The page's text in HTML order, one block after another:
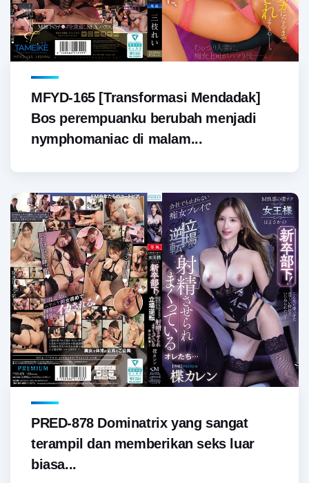
MFYD-165 [Transformasi Mendadak]
Bos perempuanku berubah menjadi
nymphomaniac di malam...
PRED-878 Dominatrix yang sangat
terampil dan memberikan seks luar
biasa...